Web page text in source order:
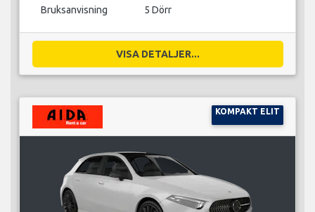
Bruksanvisning 5 Dörr
VISA DETALJER...
KOMPAKT ELIT